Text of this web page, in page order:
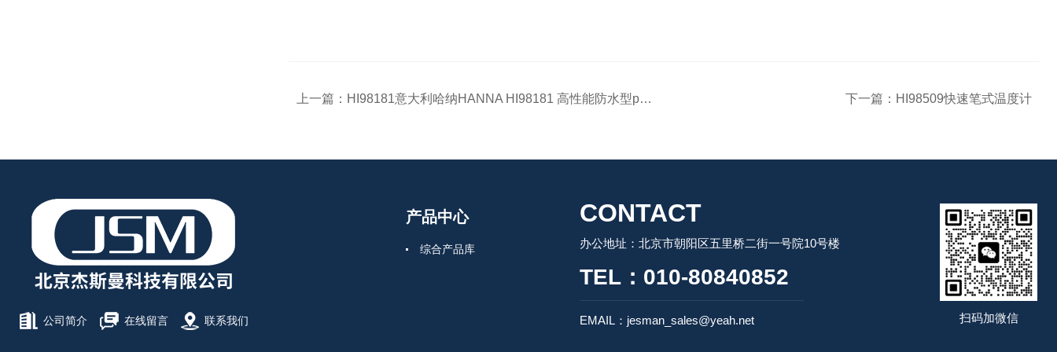
上一篇： HI98181意大利哈纳HANNA HI98181 高性能防水型pH/ORP/温度测定仪 下一篇： HI98509快速笔式温度计
公司简介 在线留言 联系我们
产品中心
综合产品库
CONTACT
办公地址：北京市朝阳区五里桥二街一号院10号楼
TEL：010-80840852
EMAIL：jesman_sales@yeah.net 扫码加微信